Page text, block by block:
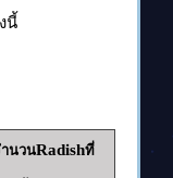
นี้
นวนRadishที่